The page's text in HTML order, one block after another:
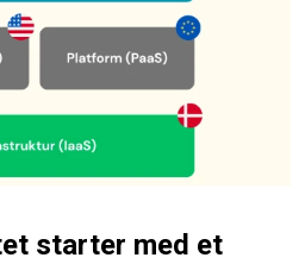
starter med et